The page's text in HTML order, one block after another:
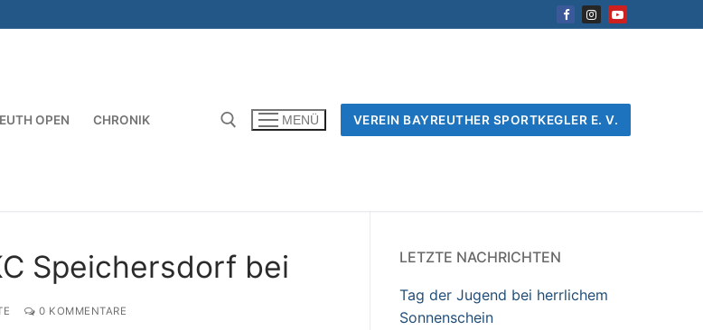
OPEN CHRONIK MENÜ VEREIN BAYREUTHER SPORTKEGLER E. V.
Speichersdorf bei
0 KOMMENTARE
LETZTE NACHRICHTEN
Tag der Jugend bei herrlichem
Sonnenschein